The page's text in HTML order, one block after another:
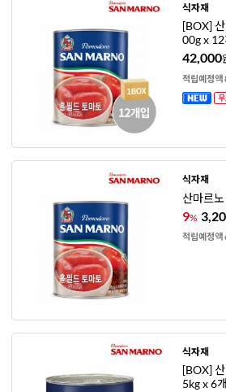
식자재
[BOX]
00g x 12
42,000
적립예정액
식자재
산마르
9%
적립예정액
식자재
[BOX]
5kg x 6개